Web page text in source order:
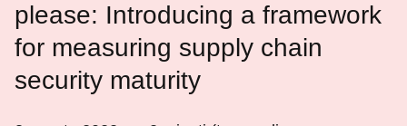
please: Introducing a framework
for measuring supply chain
security maturity